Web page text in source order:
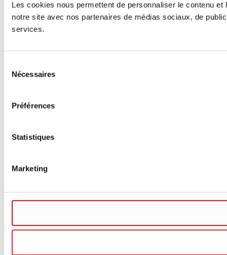
Les cookies nous permettent de personnaliser le contenu
notre site avec nos partenaires de médias sociaux, de
services.
Nécessaires
Préférences
Statistiques
Marketing